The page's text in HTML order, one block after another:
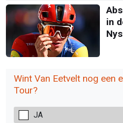
in
Nys
Wint Van Eetvelt nog een
Tour?
JA